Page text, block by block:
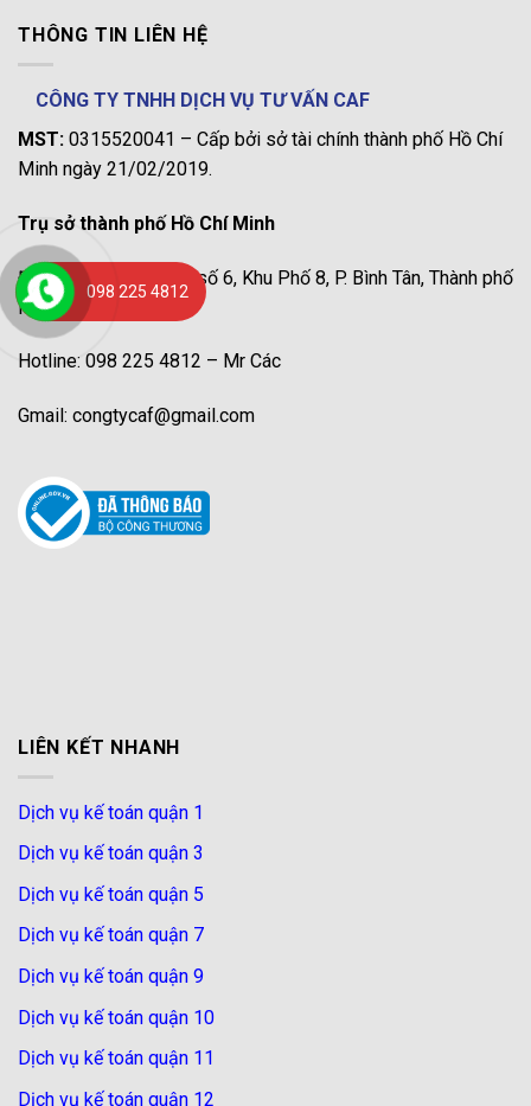
THÔNG TIN LIÊN HỆ
CÔNG TY TNHH DỊCH VỤ TƯ VẤN CAF
MST: 0315520041 – Cấp bởi sở tài chính thành phố Hồ Chí
Minh ngày 21/02/2019.
Trụ sở thành phố Hồ Chí Minh
Địa chỉ: 217/9 đường số 6, Khu Phố 8, P. Bình Tân, Thành phố
Hồ Chí Minh.
Hotline: 098 225 4812 – Mr Các
Gmail: congtycaf@gmail.com
LIÊN KẾT NHANH
Dịch vụ kế toán quận 1
Dịch vụ kế toán quận 3
Dịch vụ kế toán quận 5
Dịch vụ kế toán quận 7
Dịch vụ kế toán quận 9
Dịch vụ kế toán quận 10
Dịch vụ kế toán quận 11
Dịch vụ kế toán quận 12
098 225 4812